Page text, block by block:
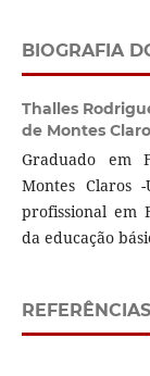
BIOGRAFIA
Thalles
de Montes
Graduado em
Montes Claros
profissional em
da educação
REFERÊNCIAS